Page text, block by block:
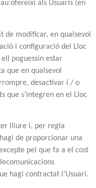
ofereixi als Usuaris (en
de modificar, en qualsevol
i configuració del Lloc
poguessin estar
que en qualsevol
desactivar i / o
que s’integren en el Lloc
lliure i, per regla
de proporcionar una
pel que fa a el cost
hagi contractat l’Usuari.